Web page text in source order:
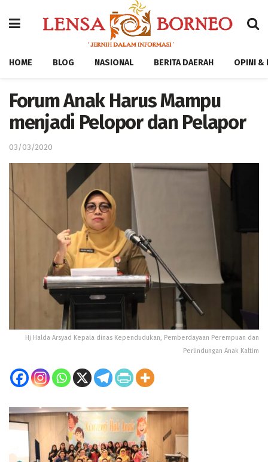
HOME BLOG NASIONAL BERITA DAERAH OPINI &
Forum Anak Harus Mampu
menjadi Pelopor dan Pelapor
03/03/2020
Hj Halda Arsyad Kepala dinas Kependudukan, Pemberdayaan Perempuan dan
Perlindungan Anak Kaltim